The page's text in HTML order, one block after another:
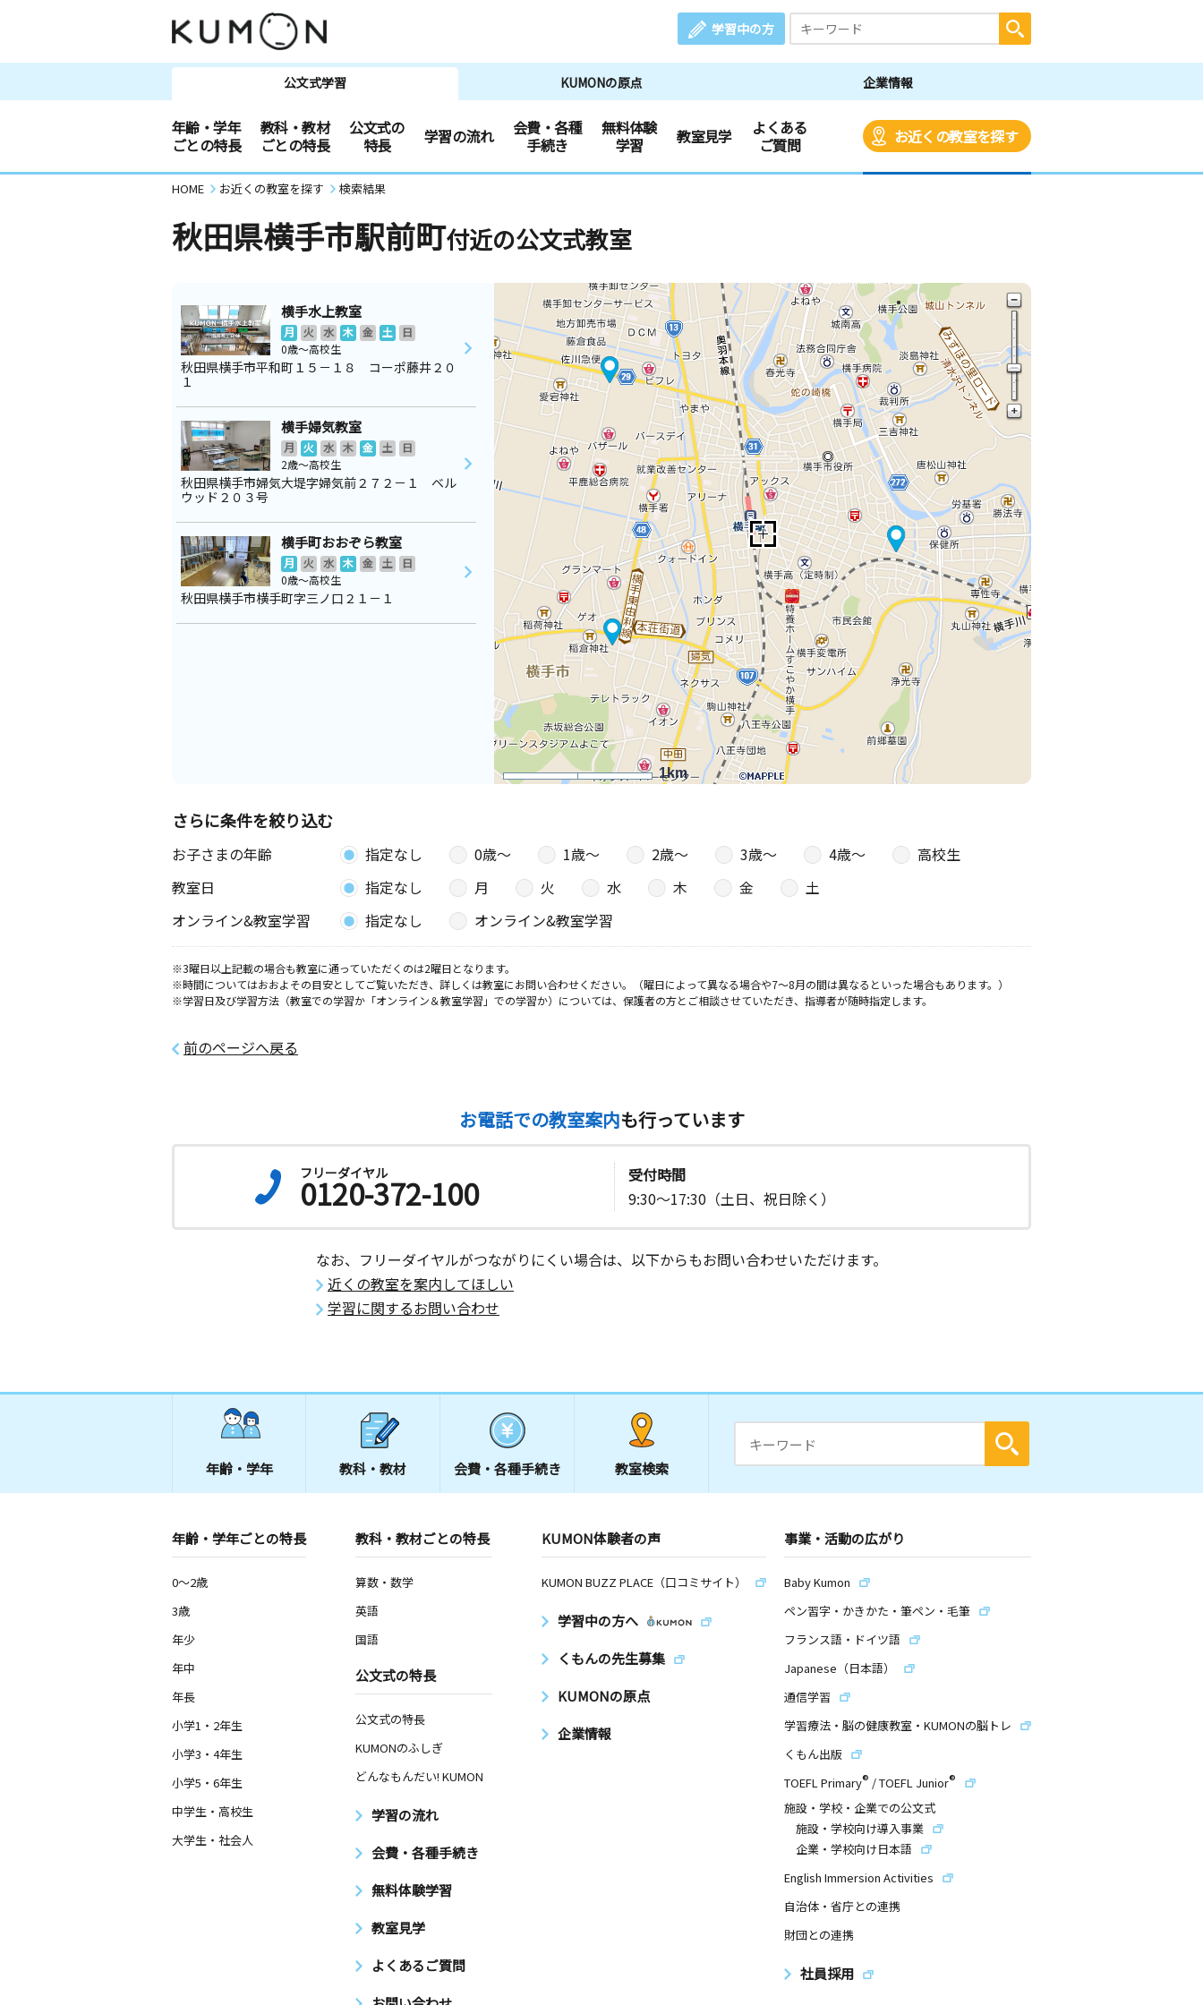
学習中の方
公文式学習 KUMONの原点 企業情報
年齢・学年
ごとの特長
教科・教材
ごとの特長
公文式の
特長
学習の流れ
会費・各種
手続き
無料体験
学習
教室見学
よくある
ご質問
お近くの教室を探す
HOME お近くの教室を探す 検索結果
秋田県横手市駅前町付近の公文式教室
1km
横手水上教室
月 火 水 木 金 土
日
0歳～高校生
秋田県横手市平和町１５－１８ コーポ藤井２０
１
横手婦気教室
月 火 水 木 金 土
日
2歳～高校生
秋田県横手市婦気大堤字婦気前２７２－１ ベル
ウッド２０３号
横手町おおぞら教室
月 火 水 木 金 土
日
0歳～高校生
秋田県横手市横手町字三ノ口２１－１
さらに条件を絞り込む
お子さまの年齢 指定なし 0歳〜 1歳〜 2歳〜 3歳〜 4歳〜
高校生
教室日
指定なし 月 火 水 木 金
土
オンライン&教室学習
指定なし オンライン&教室学習
※3曜日以上記載の場合も教室に通っていただくのは2曜日となります。
※時間についてはおおよその目安としてご覧いただき、詳しくは教室にお問い合わせください。（曜日によって異なる場合や7～8月の間は異なるといった場合もあります。）
※学習日及び学習方法（教室での学習か「オンライン＆教室学習」での学習か）については、保護者の方とご相談させていただき、指導者が随時指定します。
前のページへ戻る
お電話での教室案内も行っています
フリーダイヤル
0120-372-100
受付時間
9:30～17:30（土日、祝日除く）
なお、フリーダイヤルがつながりにくい場合は、以下からもお問い合わせいただけます。
近くの教室を案内してほしい
学習に関するお問い合わせ
年齢・学年 教科・教材 会費・ 各種手続き 教室検索
年齢・学年ごとの特長
0～2歳
3歳
年少
年中
年長
小学1・2年生
小学3・4年生
小学5・6年生
中学生・高校生
大学生・社会人
教科・教材ごとの特長
算数・数学
英語
国語
公文式の特長
公文式の特長
KUMONのふしぎ
どんなもんだい! KUMON
学習の流れ
会費・各種手続き
無料体験学習
教室見学
よくあるご質問
KUMON体験者の声
KUMON BUZZ PLACE（口コミサイト）
学習中の方へ
くもんの先生募集
KUMONの原点
企業情報
事業・活動の広がり
Baby Kumon
ペン習字・かきかた・筆ペン・毛筆
フランス語・ドイツ語
Japanese（日本語）
通信学習
学習療法・脳の健康教室・KUMONの脳トレ
くもん出版
TOEFL Primary® /TOEFL Junior®
施設・学校・企業での公文式
施設・学校向け導入事業
企業・学校向け日本語
English Immersion Activities
自治体・省庁との連携
財団との連携
社員採用